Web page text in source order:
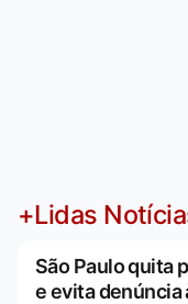
+Lidas
São Paulo quita
e evita denúncia